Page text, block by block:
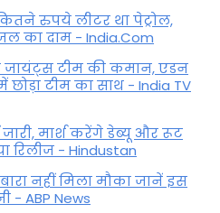
रुपये लीटर था पेट्रोल,
का दाम - India.Com
जायंट्स टीम की कमान, एडन
टीम का साथ - India TV
मार्श करेंगे डेब्यू और रूट
रिलीज - Hindustan
नहीं मिला मौका जानें इस
- ABP News